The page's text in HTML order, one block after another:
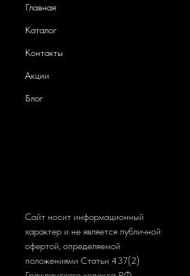
Главная
Каталог
Контакты
Акции
Блог
Сайт носит информационный
характер и не является публичной
офертой, определяемой
положениями Статьи 437(2)